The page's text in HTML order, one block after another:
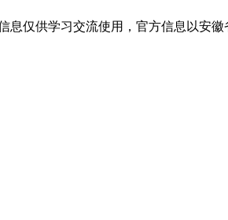
仅供学习交流使用，官方信息以安徽